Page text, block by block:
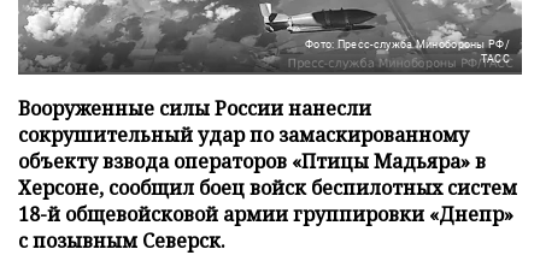
Фото: Пресс-служба Минобороны РФ/
ТАСС
Вооруженные силы России нанесли
сокрушительный удар по замаскированному
объекту взвода операторов «Птицы Мадьяра» в
Херсоне, сообщил боец войск беспилотных систем
18-й общевойсковой армии группировки «Днепр»
с позывным Северск.